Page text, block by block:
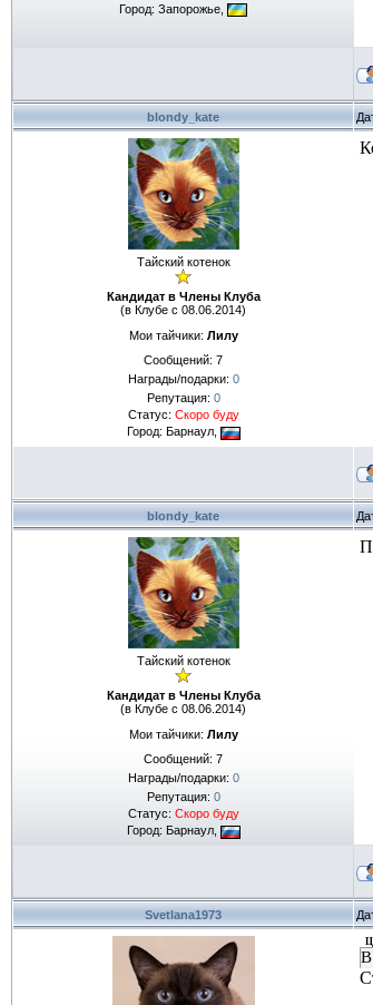
Город: Запорожье,
blondy_kate
Тайский котенок
Кандидат в Члены Клуба
(в Клубе с 08.06.2014)
Мои тайчики: Лилу
Сообщений: 7
Награды/подарки: 0
Репутация: 0
Статус: Скоро буду
Город: Барнаул,
blondy_kate
Тайский котенок
Кандидат в Члены Клуба
(в Клубе с 08.06.2014)
Мои тайчики: Лилу
Сообщений: 7
Награды/подарки: 0
Репутация: 0
Статус: Скоро буду
Город: Барнаул,
Svetlana1973
В